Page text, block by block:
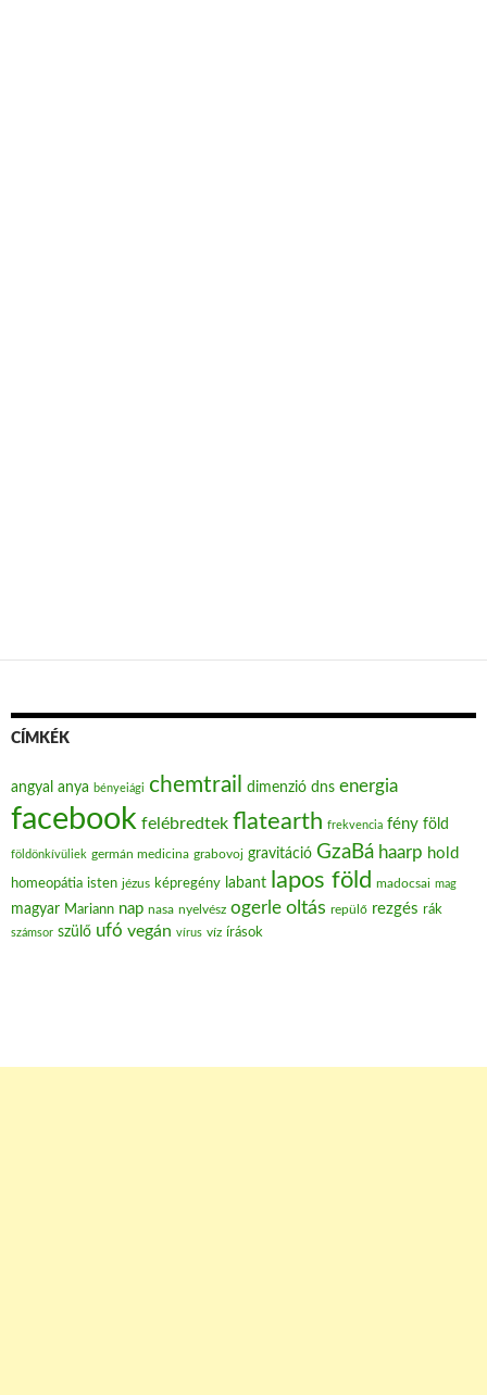
CÍMKÉK
angyal anya bényeiági chemtrail dimenzió dns energia
facebook felébredtek flatearth frekvencia fény föld
földönkívüliek germán medicina grabovoj gravitáció GzaBá haarp hold
homeopátia isten jézus képregény labant lapos föld madocsai mag
magyar Mariann nap nasa nyelvész ogerle oltás repülő rezgés rák
számsor szülő ufó vegán vírus víz írások